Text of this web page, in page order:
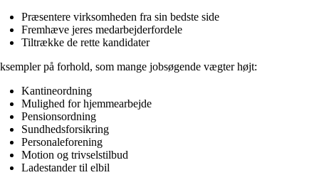
Præsentere virksomheden fra sin bedste side
Fremhæve jeres medarbejderfordele
Tiltrække de rette kandidater
på forhold, som mange jobsøgende vægter højt:
Kantineordning
Mulighed for hjemmearbejde
Pensionsordning
Sundhedsforsikring
Personaleforening
Motion og trivselstilbud
Ladestander til elbil